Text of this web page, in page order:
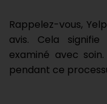
Rappelez-vous,
avis. Cela
examiné avec
pendant ce